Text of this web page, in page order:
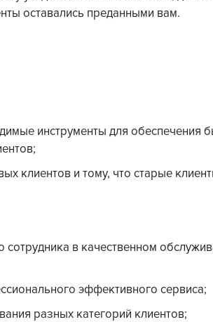
оставались преданными вам.
инструменты для обеспечения
клиентов и тому, что старые
в качественном
эффективного сервиса;
разных категорий клиентов;